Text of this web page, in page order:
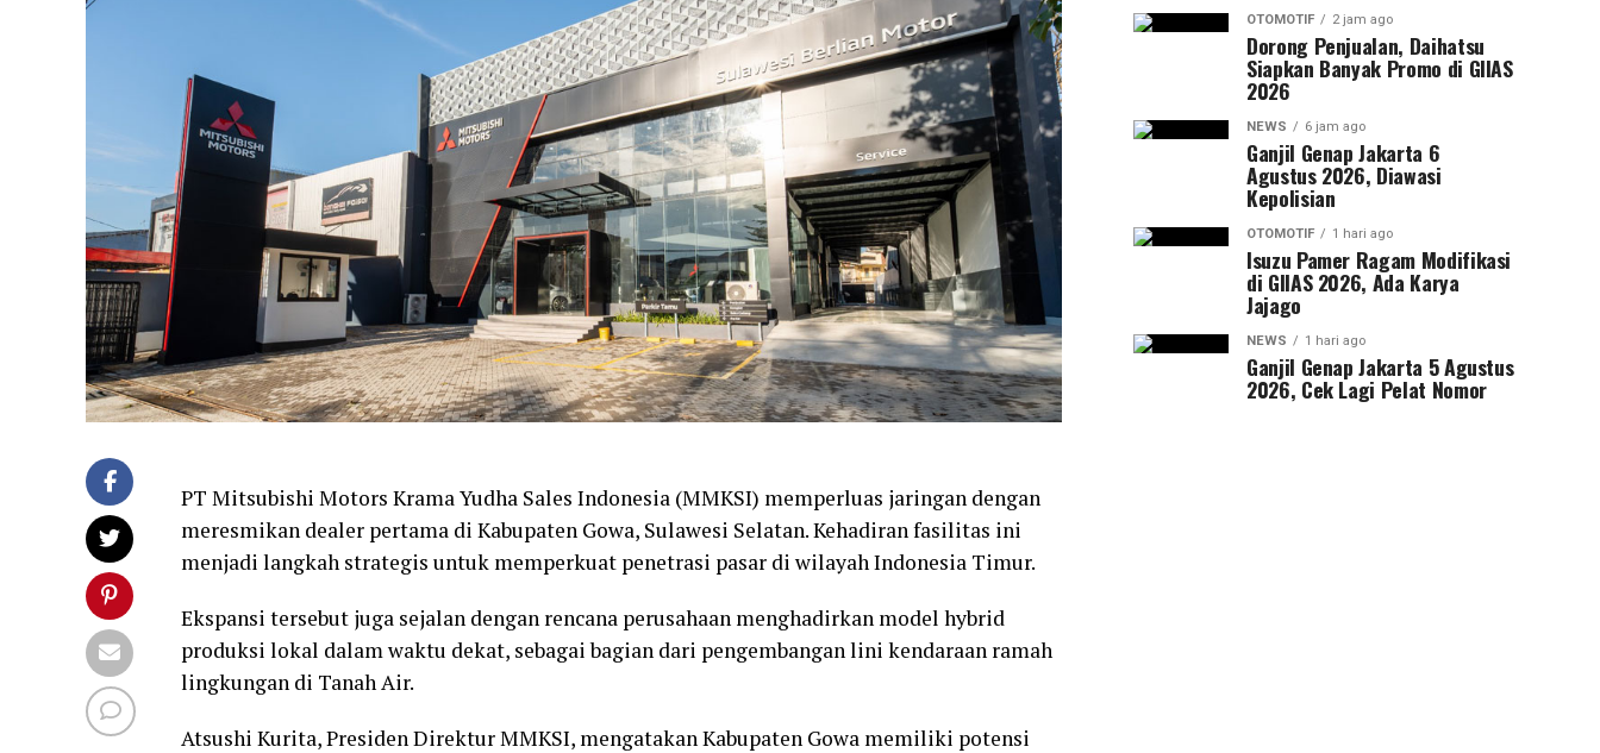
PT Mitsubishi Motors Krama Yudha Sales Indonesia (MMKSI) memperluas jaringan dengan
meresmikan dealer pertama di Kabupaten Gowa, Sulawesi Selatan. Kehadiran fasilitas ini
menjadi langkah strategis untuk memperkuat penetrasi pasar di wilayah Indonesia Timur.
Ekspansi tersebut juga sejalan dengan rencana perusahaan menghadirkan model hybrid
produksi lokal dalam waktu dekat, sebagai bagian dari pengembangan lini kendaraan ramah
lingkungan di Tanah Air.
Atsushi Kurita, Presiden Direktur MMKSI, mengatakan Kabupaten Gowa memiliki potensi
OTOMOTIF 2 jam ago
Dorong Penjualan, Daihatsu
Siapkan Banyak Promo di GIIAS
2026
NEWS 6 jam ago
Ganjil Genap Jakarta 6
Agustus 2026, Diawasi
Kepolisian
OTOMOTIF 1 hari ago
Isuzu Pamer Ragam Modifikasi
di GIIAS 2026, Ada Karya
Jajago
NEWS 1 hari ago
Ganjil Genap Jakarta 5 Agustus
2026, Cek Lagi Pelat Nomor